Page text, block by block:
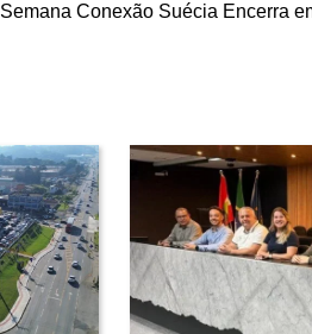
Semana Conexão Suécia Encerra